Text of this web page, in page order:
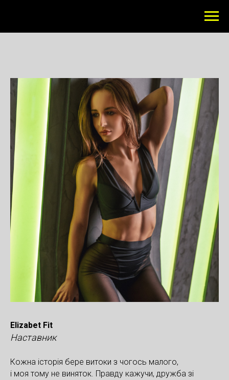
Elizabet Fit
Наставник
Кожна історія бере витоки з чогось малого,
і моя тому не виняток. Правду кажучи, дружба зі